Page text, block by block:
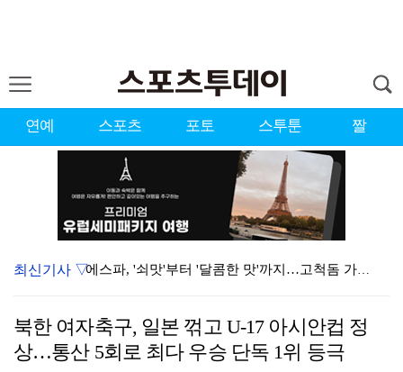
연예 스포츠 포토 스투툰 짤
에스파, '쇠맛'부터 '달콤한 맛'까지…고척돔 가득 채…
에스파, 고척돔 입성…공연 시작 40분 만에 첫 인사 …
최신기사 ▽
북한 여자축구, 일본 꺾고 U-17 아시안컵 정
상…통산 5회로 최다 우승 단독 1위 등극